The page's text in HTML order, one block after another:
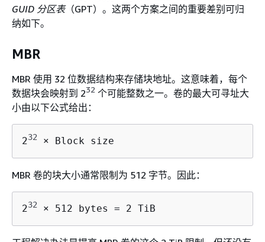
GUID 分区表（GPT）。这两个方案之间的重要差别可归
纳如下。
MBR
MBR 使用 32 位数据结构来存储块地址。这意味着，每个
数据块会映射到 232 个可能整数之一。卷的最大可寻址大
小由以下公式给出：
232 × Block size
MBR 卷的块大小通常限制为 512 字节。因此：
232 × 512 bytes = 2 TiB